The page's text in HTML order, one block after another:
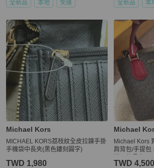
全新品 本地 免運 全新品 本
Michael Kors
MICHAEL KORS荔枝紋全皮拉鍊手掛
手機袋中長夾(黑色鏤刻圓字)
TWD 1,980
Michael
Michael Kors
肩背包/手提包
TWD 4,500